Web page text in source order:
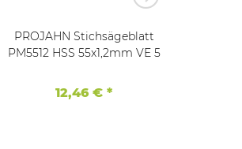
PROJAHN Stichsägeblatt
PM5512 HSS 55x1,2mm VE 5
12,46 €*